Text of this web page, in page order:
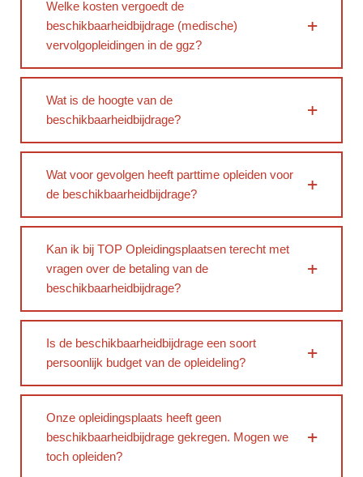
Welke kosten vergoedt de
beschikbaarheidbijdrage (medische)
vervolgopleidingen in de ggz?
Wat is de hoogte van de
beschikbaarheidbijdrage?
Wat voor gevolgen heeft parttime opleiden voor
de beschikbaarheidbijdrage?
Kan ik bij TOP Opleidingsplaatsen terecht met
vragen over de betaling van de
beschikbaarheidbijdrage?
Is de beschikbaarheidbijdrage een soort
persoonlijk budget van de opleideling?
Onze opleidingsplaats heeft geen
beschikbaarheidbijdrage gekregen. Mogen we
toch opleiden?